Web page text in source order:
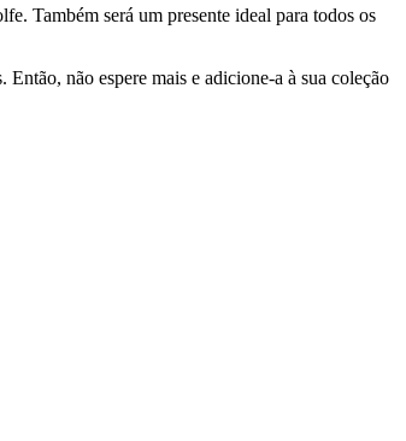
Também será um presente ideal para todos os
não espere mais e adicione-a à sua coleção